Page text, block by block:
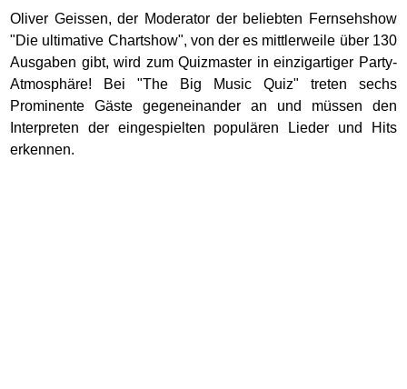
Oliver Geissen, der Moderator der beliebten Fernsehshow
"Die ultimative Chartshow", von der es mittlerweile über 130
Ausgaben gibt, wird zum Quizmaster in einzigartiger Party-
Atmosphäre! Bei "The Big Music Quiz" treten sechs
Prominente Gäste gegeneinander an und müssen den
Interpreten der eingespielten populären Lieder und Hits
erkennen.